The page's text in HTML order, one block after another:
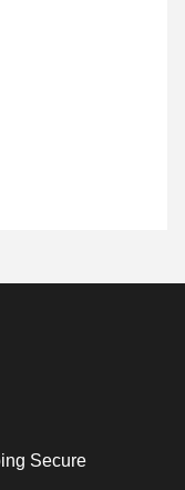
Secure